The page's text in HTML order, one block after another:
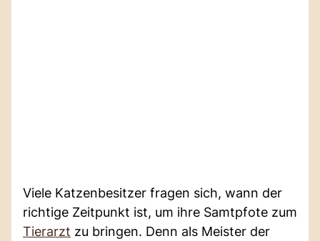
Viele Katzenbesitzer fragen sich, wann der
richtige Zeitpunkt ist, um ihre Samtpfote zum
Tierarzt zu bringen. Denn als Meister der